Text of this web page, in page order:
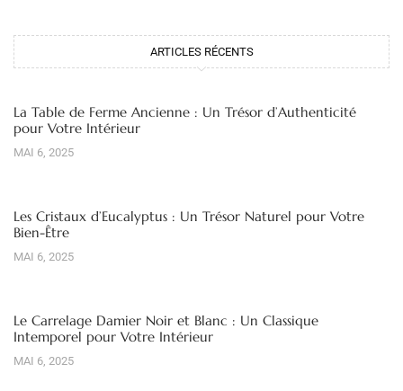
ARTICLES RÉCENTS
La Table de Ferme Ancienne : Un Trésor d’Authenticité
pour Votre Intérieur
MAI 6, 2025
Les Cristaux d’Eucalyptus : Un Trésor Naturel pour Votre
Bien-Être
MAI 6, 2025
Le Carrelage Damier Noir et Blanc : Un Classique
Intemporel pour Votre Intérieur
MAI 6, 2025